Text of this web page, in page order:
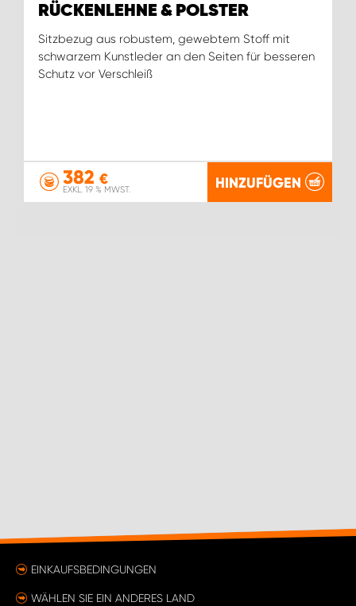
RÜCKENLEHNE & POLSTER
Sitzbezug aus robustem, gewebtem Stoff mit
schwarzem Kunstleder an den Seiten für besseren
Schutz vor Verschleiß
382 €
EXKL. 19 % MWST. HINZUFÜGEN
EINKAUFSBEDINGUNGEN
WÄHLEN SIE EIN ANDERES LAND